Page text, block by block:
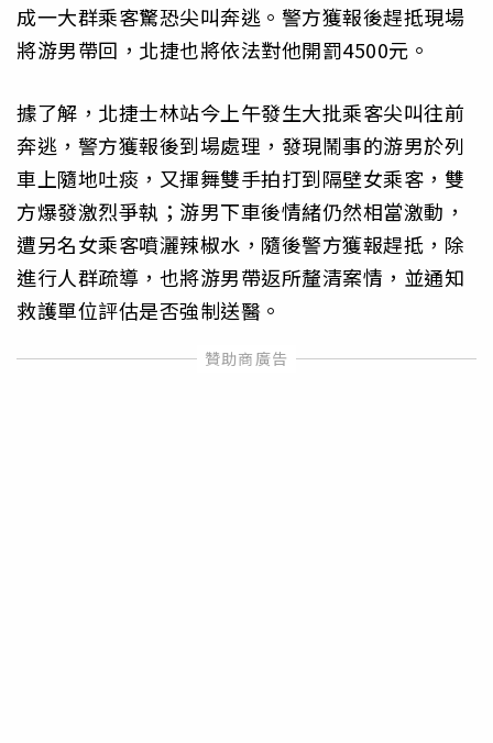
成一大群乘客驚恐尖叫奔逃。警方獲報後趕抵現場
將游男帶回，北捷也將依法對他開罰4500元。
據了解，北捷士林站今上午發生大批乘客尖叫往前
奔逃，警方獲報後到場處理，發現鬧事的游男於列
車上隨地吐痰，又揮舞雙手拍打到隔壁女乘客，雙
方爆發激烈爭執；游男下車後情緒仍然相當激動，
遭另名女乘客噴灑辣椒水，隨後警方獲報趕抵，除
進行人群疏導，也將游男帶返所釐清案情，並通知
救護單位評估是否強制送醫。